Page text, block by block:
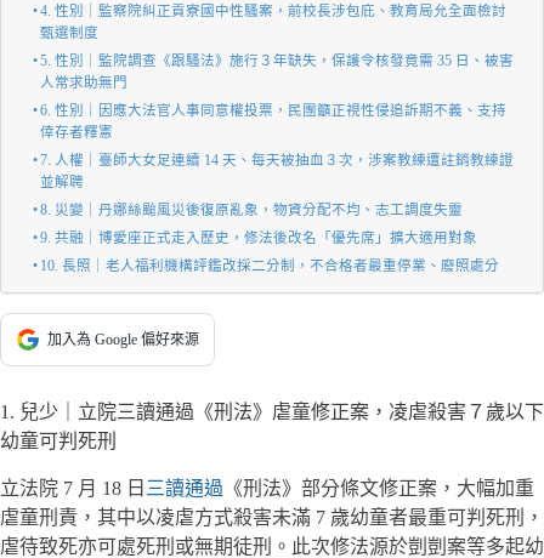
4. 性別｜監察院糾正貢寮國中性騷案，前校長涉包庇、教育局允全面檢討
甄選制度
5. 性別｜監院調查《跟騷法》施行３年缺失，保護令核發竟需 35 日、被害
人常求助無門
6. 性別｜因應大法官人事同意權投票，民團籲正視性侵追訴期不義、支持
倖存者釋憲
7. 人權｜臺師大女足連續 14 天、每天被抽血３次，涉案教練遭註銷教練證
並解聘
8. 災變｜丹娜絲颱風災後復原亂象，物資分配不均、志工調度失靈
9. 共融｜博愛座正式走入歷史，修法後改名「優先席」擴大適用對象
10. 長照｜老人福利機構評鑑改採二分制，不合格者最重停業、廢照處分
加入為 Google 偏好來源
1. 兒少｜立院三讀通過《刑法》虐童修正案，凌虐殺害７歲以下
幼童可判死刑
立法院 7 月 18 日 三讀通過 《刑法》部分條文修正案，大幅加重
虐童刑責，其中以凌虐方式殺害未滿 7 歲幼童者最重可判死刑，
虐待致死亦可處死刑或無期徒刑。此次修法源於剴剴案等多起幼